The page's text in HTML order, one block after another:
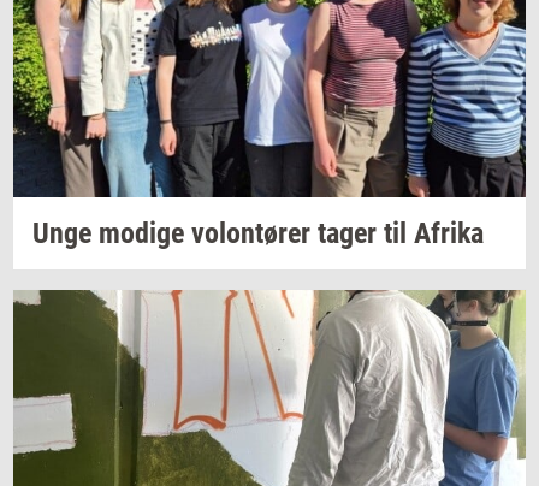
Unge mo­di­ge vo­lontø­rer tager til Afri­ka